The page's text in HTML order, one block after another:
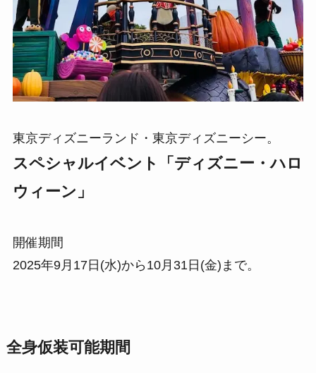
東京ディズニーランド・東京ディズニーシー。
スペシャルイベント「ディズニー・ハロ
ウィーン」
開催期間
2025年9月17日(水)から10月31日(金)まで。
全身仮装可能期間